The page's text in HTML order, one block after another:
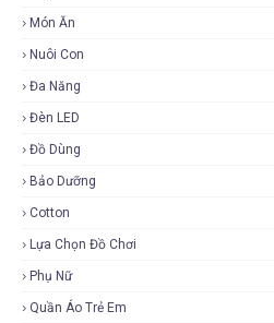
Món Ăn
Nuôi Con
Đa Năng
Đèn LED
Đồ Dùng
Bảo Dưỡng
Cotton
Lựa Chọn Đồ Chơi
Phụ Nữ
Quần Áo Trẻ Em